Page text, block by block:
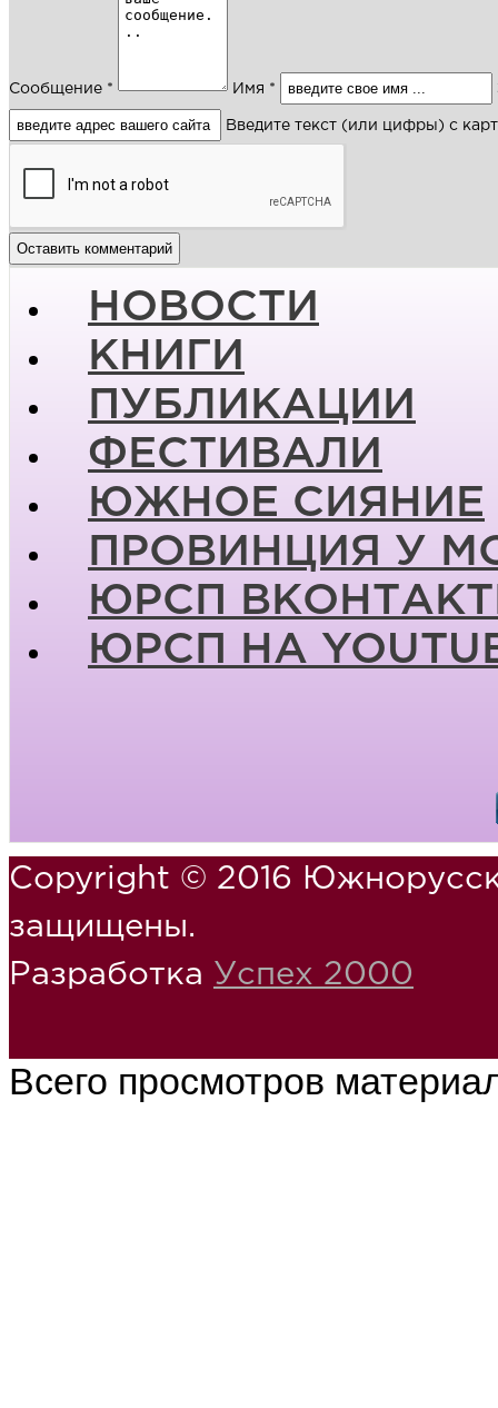
Сообщение * Имя *
Введите текст (или цифры) с
НОВОСТИ
КНИГИ
ПУБЛИКАЦИИ
ФЕСТИВАЛИ
ЮЖНОЕ СИЯНИЕ
ПРОВИНЦИЯ У
ЮРСП
ЮРСП НА
Copyright © 2016
защищены.
Разработка Успех 2000
Всего просмотров